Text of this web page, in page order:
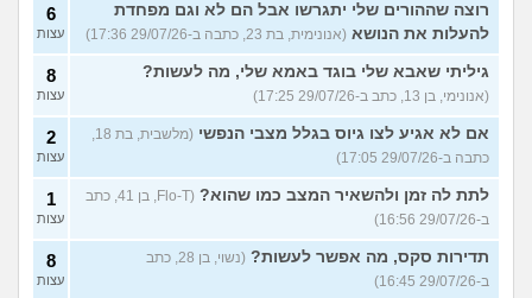
רוצה שההורים שלי יתגרשו אבל הם לא וגם מפחדת
להעלות את הנושא (אנונימית, בת 23, כתבה ב-29/07/26 17:36)
6
עצות
גיליתי שאבא שלי בוגד באמא שלי, מה לעשות?
(אנונימי, בן 13, כתב ב-29/07/26 17:25)
8
עצות
אם לא אגיע לצו גיוס בגלל מצבי הנפשי
(מלשבית, בת 18,
כתבה ב-29/07/26 17:05)
2
עצות
לתת לה זמן ולהשאיר המצב כמו שהוא?
(Flo-T, בן 41, כתב
ב-29/07/26 16:56)
1
עצות
תדירות סקס, מה אפשר לעשות?
(נשוי, בן 28, כתב
ב-29/07/26 16:45)
8
עצות